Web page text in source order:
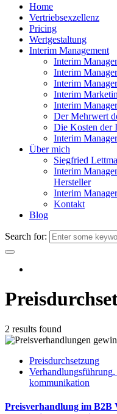
Home
Vertriebsexzellenz
Pricing
Wertgestaltung
Interim Management
Interim
Interim
Interim
Interim
Interim
Der Mehrwert
Die Kosten der
Interim
Über mich
Siegfried
Interim
Hersteller
Interim
Kontakt
Blog
Search for:
2 results found
Preisdurchsetzung
kommunikation
Preisverhandlung im B2B